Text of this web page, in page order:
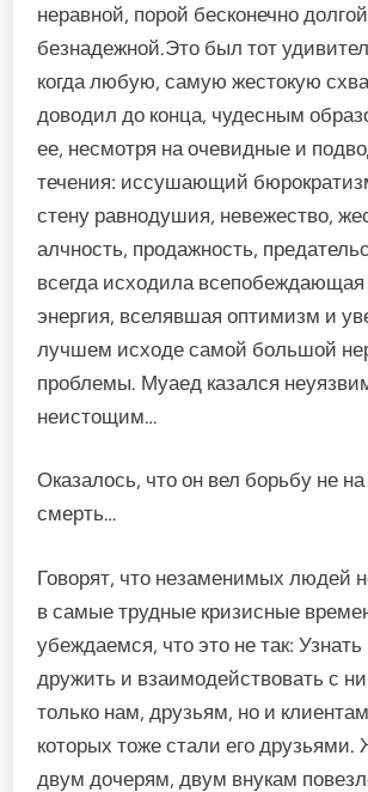
неравной, порой бесконечно
безнадежной.Это был тот
когда любую, самую жестокую
доводил до конца, чудесным
ее, несмотря на очевидные и
течения: иссушающий
стену равнодушия, невежество,
алчность, продажность,
всегда исходила всепобеждающая
энергия, вселявшая оптимизм и
лучшем исходе самой большой
проблемы. Муаед казался
неистощим…
Оказалось, что он вел борьбу не
смерть…
Говорят, что незаменимых людей
в самые трудные кризисные
убеждаемся, что это не так:
дружить и взаимодействовать с
только нам, друзьям, но и
которых тоже стали его друзьями.
двум дочерям, двум внукам